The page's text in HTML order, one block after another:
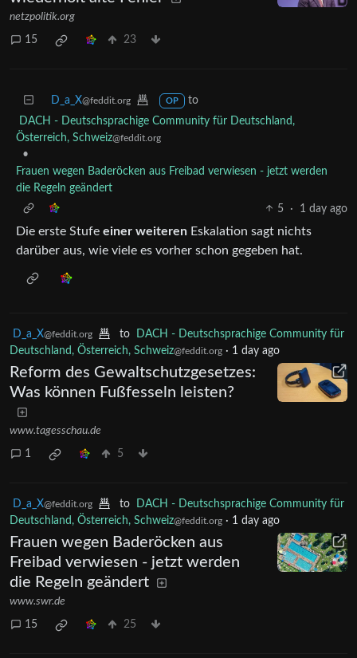
netzpolitik.org
15 23
D_a_X@feddit.org OP
to
DACH - Deutschsprachige Community für Deutschland,
Österreich, Schweiz@feddit.org
•
Frauen wegen Baderöcken aus Freibad verwiesen - jetzt werden
die Regeln geändert
5
· 1 day ago
Die erste Stufe einer weiteren Eskalation sagt nichts
darüber aus, wie viele es vorher schon gegeben hat.
D_a_X@feddit.org to
DACH - Deutschsprachige Community für
Deutschland, Österreich, Schweiz@feddit.org · 1 day ago
Reform des Gewaltschutzgesetzes:
Was können Fußfesseln leisten?
www.tagesschau.de
1 5
D_a_X@feddit.org to
DACH - Deutschsprachige Community für
Deutschland, Österreich, Schweiz@feddit.org · 1 day ago
Frauen wegen Baderöcken aus
Freibad verwiesen - jetzt werden
die Regeln geändert
www.swr.de
15 25